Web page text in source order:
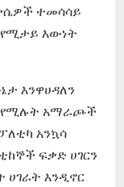
ተመሳሳይ
የሚታይ እውነት
እንዋሀዳለን
የሚሉት አማራጮች
አንኳሳ
ፍቃድ ሀገርን
እንዲኖር